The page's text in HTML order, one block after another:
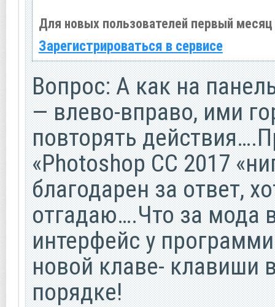
Для новых пользователей первый месяц
Зарегистрироваться в сервисе
Вопрос: А как на
— влево-вправо, ими
повторять
«Photoshop CC 2017
благодарен за ответ,
отгадаю….Что за мода
интерфейс у
новой клаве- клавиши
порядке!